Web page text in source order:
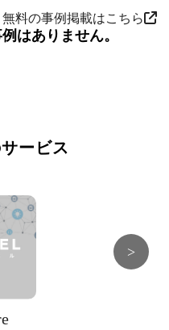
無料の事例掲載はこちら
はありません。
ービス
>